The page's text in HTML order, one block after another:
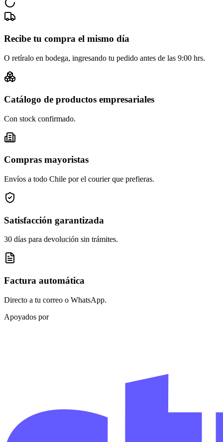
Recibe tu compra el mismo día
O retíralo en bodega, ingresando tu pedido antes de las 9:00 hrs.
Catálogo de productos empresariales
Con stock confirmado.
Compras mayoristas
Envíos a todo Chile por el courier que prefieras.
Satisfacción garantizada
30 días para devolución sin trámites.
Factura automática
Directo a tu correo o WhatsApp.
Apoyados por